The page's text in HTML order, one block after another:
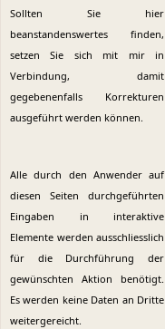
Sollten Sie hier
beanstandenswertes finden,
setzen Sie sich mit mir in
Verbindung, damit
gegebenenfalls Korrekturen
ausgeführt werden können.
Alle durch den Anwender auf
diesen Seiten durchgeführten
Eingaben in interaktive
Elemente werden ausschliesslich
für die Durchführung der
gewünschten Aktion benötigt.
Es werden keine Daten an Dritte
weitergereicht.